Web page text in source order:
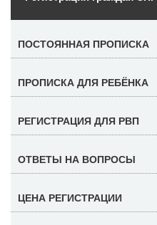
ПОСТОЯННАЯ ПРОПИСКА
ПРОПИСКА ДЛЯ РЕБЁНКА
РЕГИСТРАЦИЯ ДЛЯ РВП
ОТВЕТЫ НА ВОПРОСЫ
ЦЕНА РЕГИСТРАЦИИ